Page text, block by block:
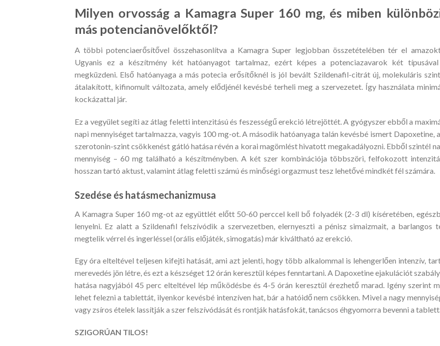
Milyen orvosság a Kamagra Super 160 mg, és miben
más potencianövelőktől?
A többi potenciaerősítővel összehasonlítva a Kamagra Super legjobban összetételében tér el
Ugyanis ez a készítmény két hatóanyagot tartalmaz, ezért képes a potenciazavarok két
megküzdeni. Első hatóanyaga a más potecia erősítőknél is jól bevált Szildenafil-citrát új, molekuláris
átalakított, kifinomult változata, amely elődjénél kevésbé terheli meg a szervezetet. Így használata
kockázattal jár.
Ez a vegyület segíti az átlag feletti intenzitású és feszességű erekció létrejöttét. A gyógyszer ebből a
napi mennyiséget tartalmazza, vagyis 100 mg-ot. A második hatóanyaga talán kevésbé ismert Dapoxetine,
szerotonin-szint csökkenést gátló hatása révén a korai magömlést hivatott megakadályozni. Ebből szintél
mennyiség – 60 mg található a készítményben. A két szer kombinációja többszöri, felfokozott
hosszan tartó aktust, valamint átlag feletti számú és minőségi orgazmust tesz lehetővé mindkét fél számára.
Szedése és hatásmechanizmusa
A Kamagra Super 160 mg-ot az együttlét előtt 50-60 perccel kell bő folyadék (2-3 dl) kíséretében,
lenyelni. Ez alatt a Szildenafil felszívódik a szervezetben, elernyeszti a pénisz simaizmait, a barlangos
megtelik vérrel és ingerléssel (orális előjáték, simogatás) már kiváltható az erekció.
Egy óra elteltével teljesen kifejti hatását, ami azt jelenti, hogy több alkalommal is lehengerlően intenzív,
merevedés jön létre, és ezt a készséget 12 órán keresztül képes fenntartani. A Dapoxetine ejakulációt
hatása nagyjából 45 perc elteltével lép működésbe és 4-5 órán keresztül érezhető marad. Igény szerint
lehet felezni a tablettát, ilyenkor kevésbé intenzíven hat, bár a hatóidő nem csökken. Mivel a nagy
vagy zsíros ételek lassítják a szer felszívódását és rontják hatásfokát, tanácsos éhgyomorra bevenni a
SZIGORÚAN TILOS!